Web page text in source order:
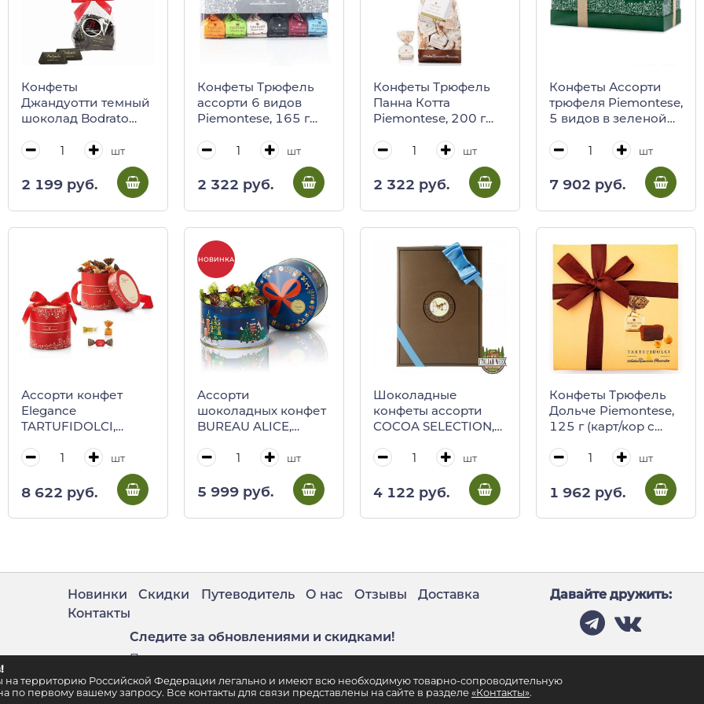
Конфеты
Джандуотти темный
шоколад Bodrato
(пакет)
шт
2 199 руб.
Конфеты Трюфель
ассорти 6 видов
Piemontese, 165 г
шт
2 322 руб.
Конфеты Трюфель
Панна Котта
Piemontese, 200 г
шт
2 322 руб.
Конфеты Ассорти
трюфеля Piemontese,
5 видов в зеленой
(0118)
шт
7 902 руб.
Ассорти конфет
Elegance
TARTUFIDOLCI,
PIEMONTESE, 500 г
(красная шляпная
коробка)
шт
8 622 руб.
НОВИНКА
Aссорти
шоколадных конфет
BUREAU ALICE,
шляпная коробка,
Рождественская
шт
5 999 руб.
Шоколадные
конфеты ассорти
COCOA SELECTION,
(коричневая
коробка с голубой
лентой)
шт
4 122 руб.
Конфеты Трюфель
Дольче Piemontese,
125 г (карт/кор с
шт
1 962 руб.
на территорию Российской Федерации легально и имеют всю необходимую товарно-сопроводительную
по первому вашему запросу. Все контакты для связи представлены на сайте в разделе «Контакты».
2
Новинки Скидки Путеводитель О нас Отзывы
Доставка
Контакты
Следите за обновлениями и скидками!
Подпишитесь на нашу рассылку
Давайте дружить: